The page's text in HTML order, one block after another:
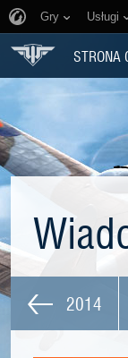
Gry Usługi
STRONA
2014